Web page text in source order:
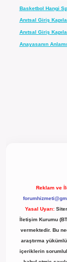
Basketbol Hangi
Anıtsal Giriş
Anıtsal Giriş
Anayasanın
Reklam ve
Yasal Uyarı:
İletişim Kurumu
vermektedir. Bu
araştırma
içeriklerin